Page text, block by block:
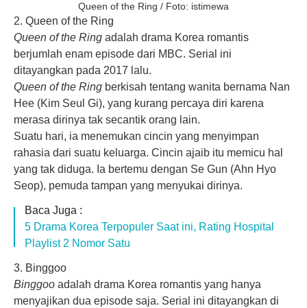
Queen of the Ring / Foto: istimewa
2. Queen of the Ring
Queen of the Ring adalah drama Korea romantis
berjumlah enam episode dari MBC. Serial ini
ditayangkan pada 2017 lalu.
Queen of the Ring berkisah tentang wanita bernama Nan
Hee (Kim Seul Gi), yang kurang percaya diri karena
merasa dirinya tak secantik orang lain.
Suatu hari, ia menemukan cincin yang menyimpan
rahasia dari suatu keluarga. Cincin ajaib itu memicu hal
yang tak diduga. Ia bertemu dengan Se Gun (Ahn Hyo
Seop), pemuda tampan yang menyukai dirinya.
Baca Juga :
5 Drama Korea Terpopuler Saat ini, Rating Hospital
Playlist 2 Nomor Satu
3. Binggoo
Binggoo adalah drama Korea romantis yang hanya
menyajikan dua episode saja. Serial ini ditayangkan di